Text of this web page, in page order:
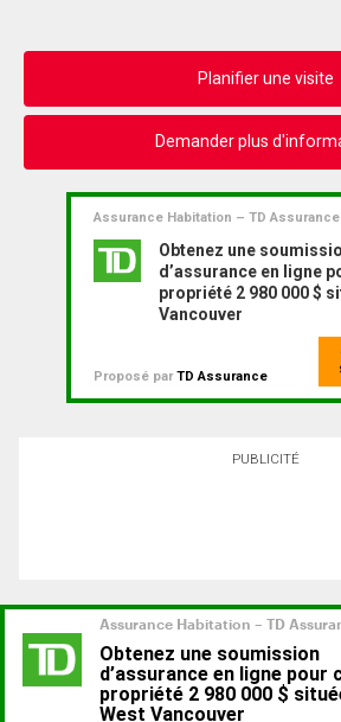
Planifier une visite
Demander plus
Assurance Habitation – TD Assurance
Obtenez une
d’assurance en ligne
propriété 2 980 000 $
Vancouver
Proposé parTD Assurance
PUBLICITÉ